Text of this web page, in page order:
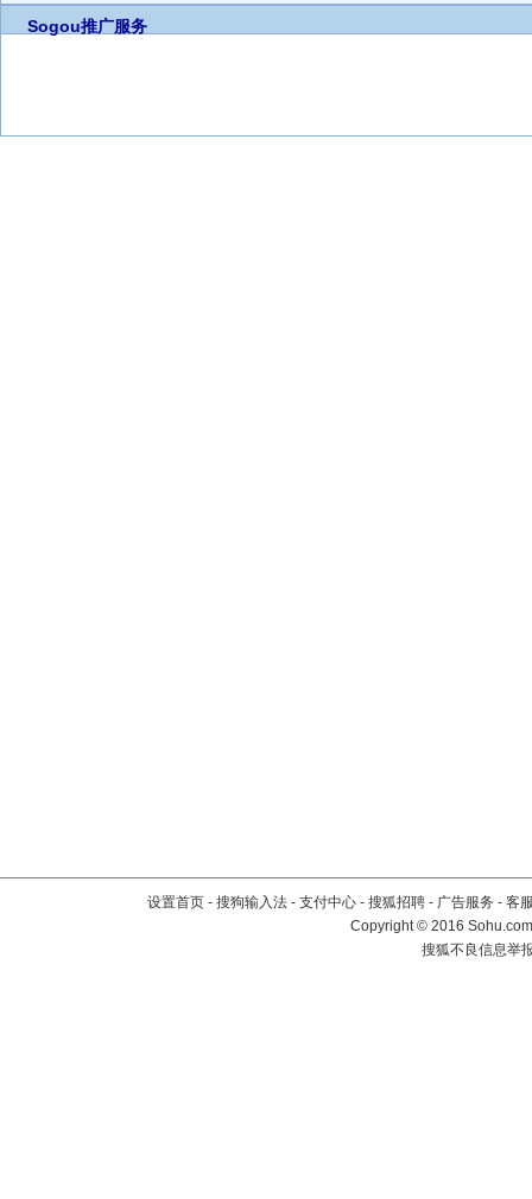
Sogou推广服务
设置首页 - 搜狗输入法 - 支付中心 - 搜狐招聘 - 广告服务 - 客
Copyright©2016
搜狐不良信息举